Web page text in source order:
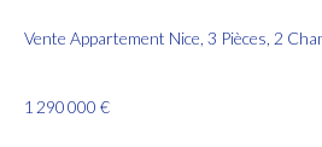
Vente Appartement Nice, 3 Pièces, 2
1 290 000 €